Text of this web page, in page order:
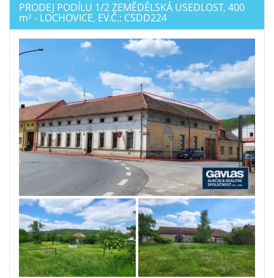
PRODEJ PODÍLU 1/2 ZEMĚDĚLSKÁ USEDLOST, 400
m² - LOCHOVICE, EV.Č.: CSDD224